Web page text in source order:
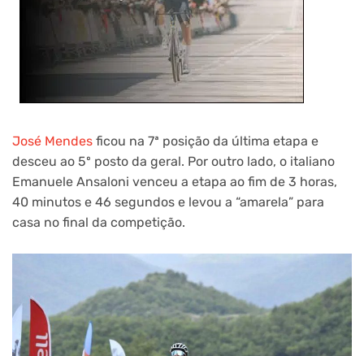
José Mendes ficou na 7ª posição da última etapa e
desceu ao 5º posto da geral. Por outro lado, o italiano
Emanuele Ansaloni venceu a etapa ao fim de 3 horas,
40 minutos e 46 segundos e levou a “amarela” para
casa no final da competição.